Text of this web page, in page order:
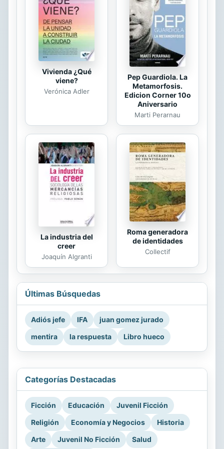
simple contenedor de la memoria.
Esa “nueva museología” se convirtió
en un punto de partida importante
para acceder al...
Vivienda ¿Qué
viene?
Verónica Adler
Pep Guardiola. La
Metamorfosis.
Edicion Corner 10o
Aniversario
Marti Perarnau
La industria del
creer
Joaquín Algranti
Roma generadora
de identidades
Collectif
Últimas Búsquedas
Adiós jefe IFA
juan gomez jurado
mentira
la respuesta Libro hueco
Categorías Destacadas
Ficción Educación
Juvenil Ficción
Religión
Economía y Negocios
Historia
Arte
Juvenil No Ficción Salud